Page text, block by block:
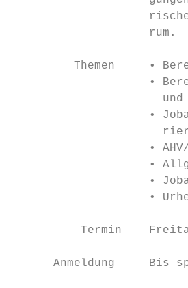
                    rum.
Themen     •
•
und
•
•
•
•
•
Termin
Anmeldung     Bis